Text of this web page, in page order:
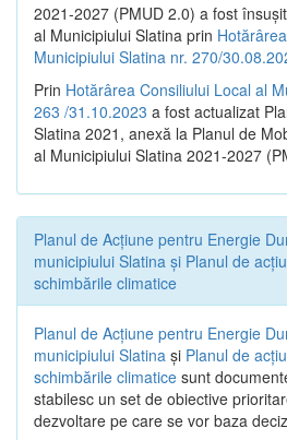
2021-2027 (PMUD 2.0) a fost
al Municipiului Slatina prin
Municipiului Slatina nr. 270/
Prin Hotărârea Consiliului Local al
263 /31.10.2023 a fost actualizat
Slatina 2021, anexă la Planul de
al Municipiului Slatina 2021-2027
Planul de Acţiune pentru Energie
municipiului Slatina şi Planul de
schimbările climatice
Planul de Acţiune pentru Energie
municipiului Slatina şi Planul de
schimbările climatice sunt
stabilesc un set de obiective
dezvoltare pe care se vor baza